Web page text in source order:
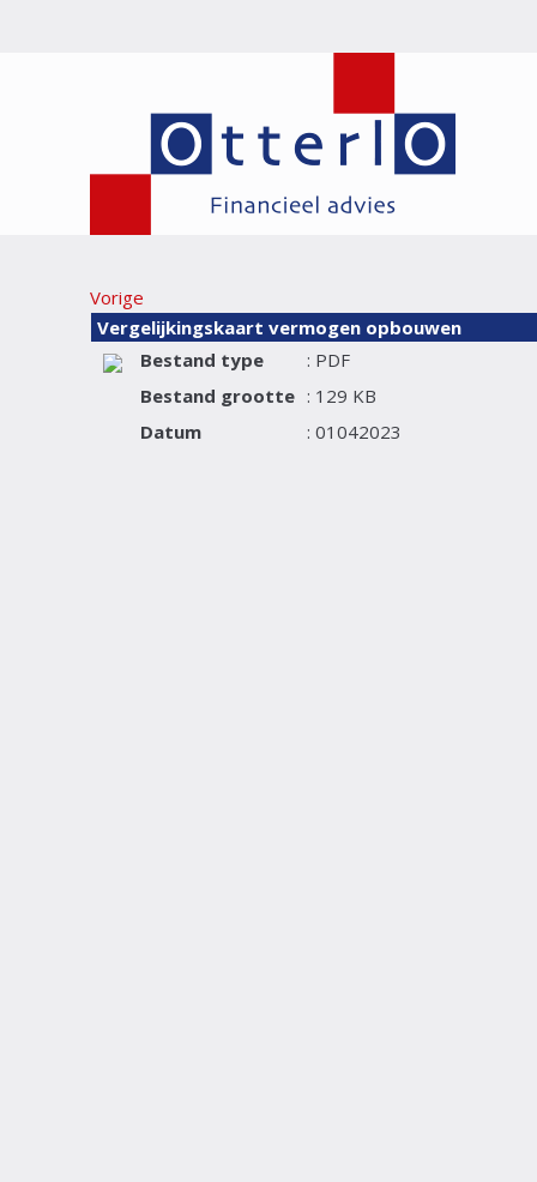
Vorige
Vergelijkingskaart vermogen opbouwen
Bestand type
: PDF
Bestand grootte : 129 KB
Datum
: 01042023